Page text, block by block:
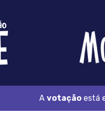
Feira
de
A votaçãoestá